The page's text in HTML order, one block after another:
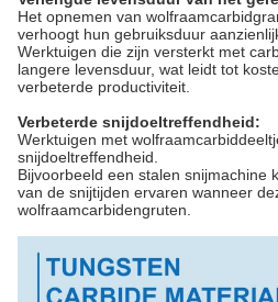
Het opnemen van
verhoogt hun gebruiksduur
Werktuigen die zijn versterkt met
langere levensduur, wat leidt tot
verbeterde productiviteit.
Verbeterde snijdoeltreffendheid:
Werktuigen met
snijdoeltreffendheid.
Bijvoorbeeld een stalen snijmachine
van de snijtijden ervaren wanneer
wolfraamcarbidengruten.